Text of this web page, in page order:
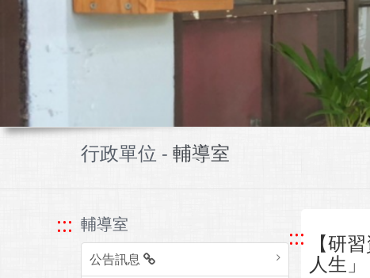
行政單位 - 輔導室
::: 輔導室
公告訊息
::: 【研
人生」